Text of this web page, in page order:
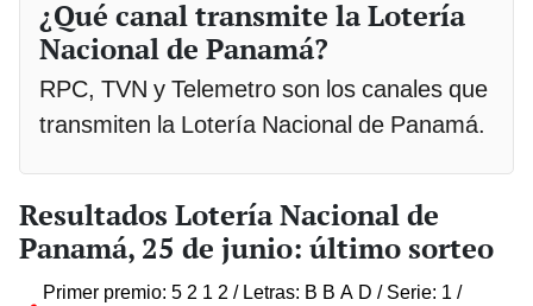
¿Qué canal transmite la Lotería
Nacional de Panamá?
RPC, TVN y Telemetro son los canales que
transmiten la Lotería Nacional de Panamá.
Resultados Lotería Nacional de
Panamá, 25 de junio: último sorteo
Primer premio: 5 2 1 2 / Letras: B B A D / Serie: 1 /